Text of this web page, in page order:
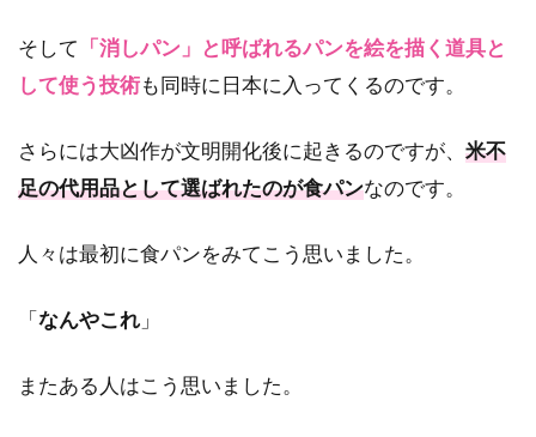
そして 「消しパン」と呼ばれるパンを絵を描く道具と
して使う技術も同時に日本に入ってくるのです。
さらには大凶作が文明開化後に起きるのですが、 米不
足の代用品として選ばれたのが食パンなのです。
人々は最初に食パンをみてこう思いました。
「なんやこれ 」
またある人はこう思いました。